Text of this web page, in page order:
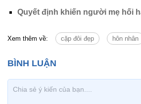
Quyết định khiến người mẹ hối
Xem thêm về: cặp đôi đẹp hôn nhân